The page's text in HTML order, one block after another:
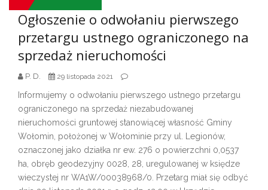
Ogłoszenie o odwołaniu pierwszego
przetargu ustnego ograniczonego na
sprzedaż nieruchomości
P. D. 29 listopada 2021
Informujemy o odwołaniu pierwszego ustnego przetargu
ograniczonego na sprzedaż niezabudowanej
nieruchomości gruntowej stanowiącej własność Gminy
Wołomin, położonej w Wołominie przy ul. Legionów,
oznaczonej jako działka nr ew. 276 o powierzchni 0,0537
ha, obręb geodezyjny 0028, 28, uregulowanej w księdze
wieczystej nr WA1W/00038968/0. Przetarg miał się odbyć